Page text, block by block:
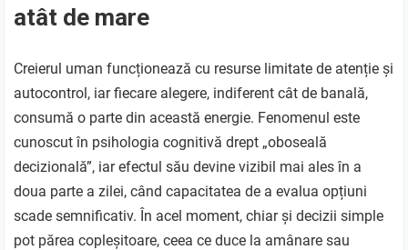
atât de mare
Creierul uman funcționează cu resurse limitate de atenție și
autocontrol, iar fiecare alegere, indiferent cât de banală,
consumă o parte din această energie. Fenomenul este
cunoscut în psihologia cognitivă drept „oboseală
decizională”, iar efectul său devine vizibil mai ales în a
doua parte a zilei, când capacitatea de a evalua opțiuni
scade semnificativ. În acel moment, chiar și decizii simple
pot părea copleșitoare, ceea ce duce la amânare sau